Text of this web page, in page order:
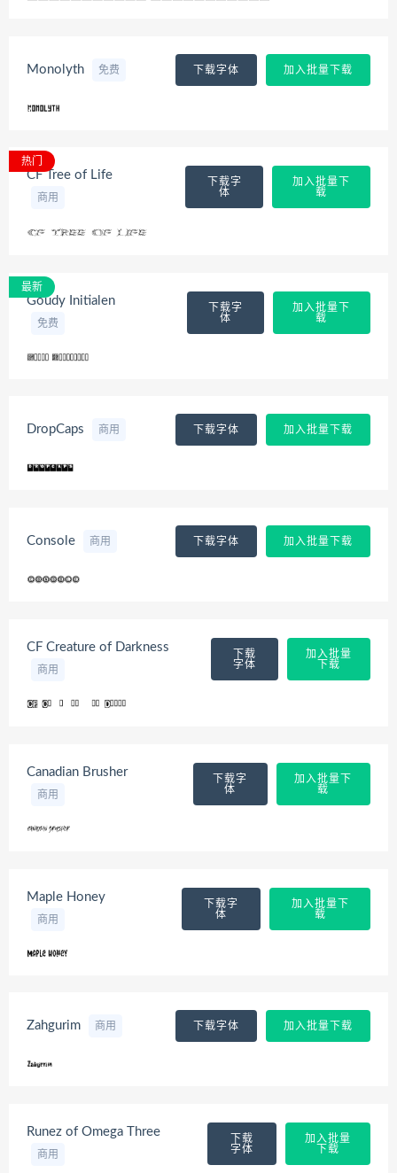
Monolyth 免费 下载字体 加入批量下载
CF Tree of Life
商用
下载字
体
加入批量下
载
热门
Goudy Initialen
免费
下载字
体
加入批量下
载
最新
DropCaps 商用 下载字体 加入批量下载
Console 商用 下载字体 加入批量下载
CF Creature of Darkness
商用
下载
字体
加入批量
下载
Canadian Brusher
商用
下载字
体
加入批量下
载
Maple Honey
商用
下载字
体
加入批量下
载
Zahgurim 商用 下载字体 加入批量下载
Runez of Omega Three
商用
下载
字体
加入批量
下载